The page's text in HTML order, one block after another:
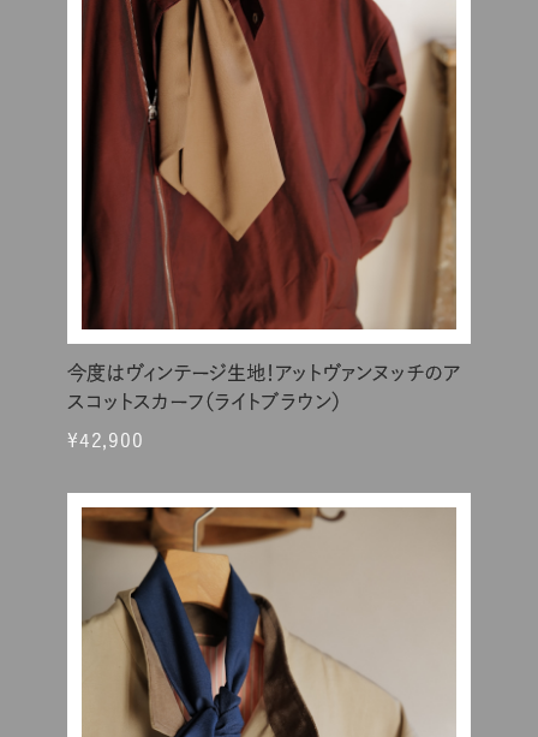
今度はヴィンテージ生地！アットヴァンヌッチのア
スコットスカーフ（ライトブラウン）
¥42,900